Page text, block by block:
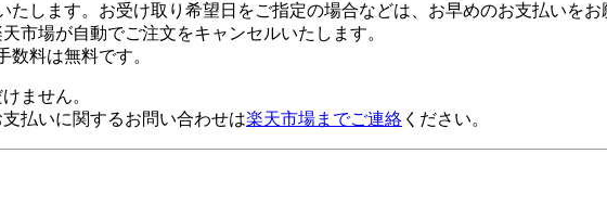
します。お受け取り希望日をご指定の場合などは、お早めのお支払いをお
市場が自動でご注文をキャンセルいたします。
料は無料です。
ません。
払いに関するお問い合わせは楽天市場までご連絡 ください。